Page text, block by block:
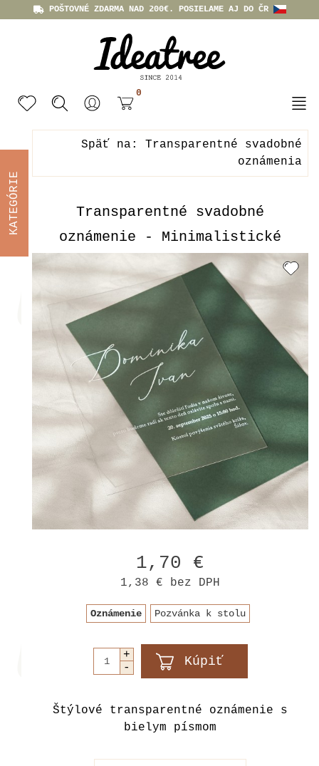
POŠTOVNÉ ZDARMA NAD 200€. POSIELAME AJ DO ČR
0
Späť na: Transparentné svadobné
oznámenia
Transparentné svadobné
oznámenie - Minimalistické
1,70 €
1,38 € bez DPH
Oznámenie Pozvánka k stolu
Štýlové transparentné oznámenie s
bielym písmom
KATEGÓRIE